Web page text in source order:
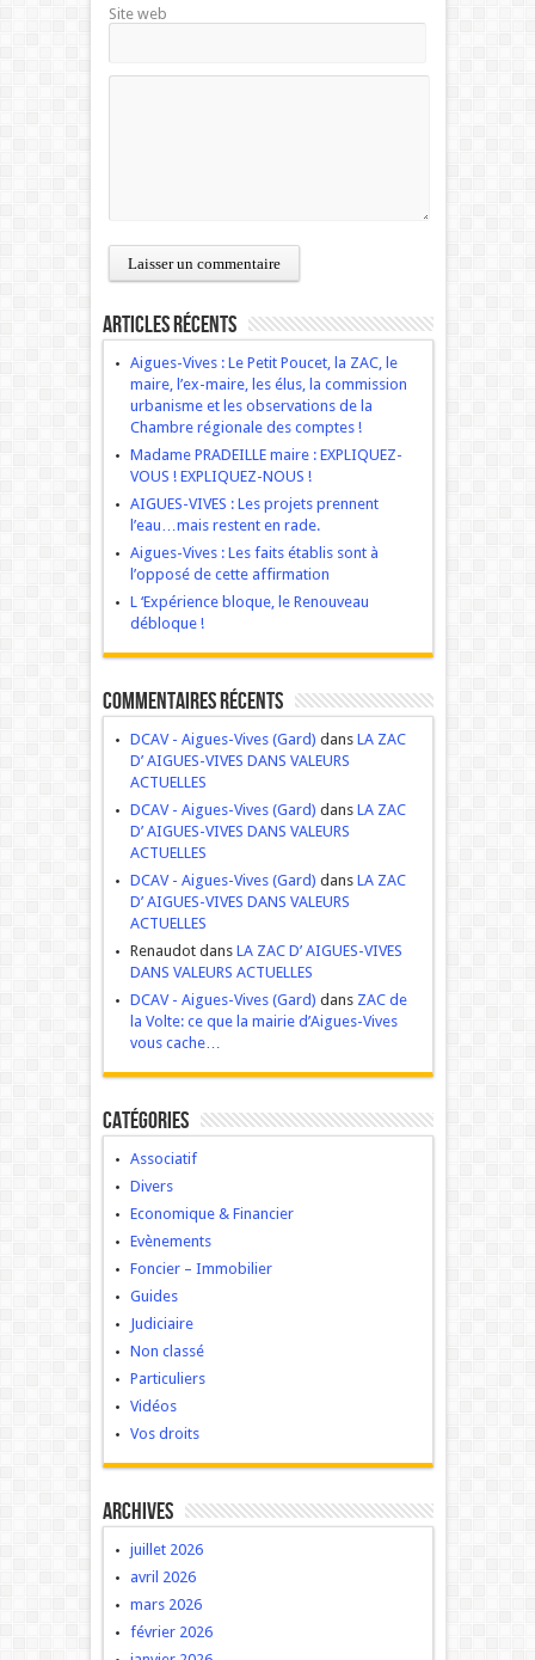
Site web
Articles récents
Aigues-Vives : Le Petit Poucet, la ZAC, le
maire, l’ex-maire, les élus, la commission
urbanisme et les observations de la
Chambre régionale des comptes !
Madame PRADEILLE maire : EXPLIQUEZ-
VOUS ! EXPLIQUEZ-NOUS !
AIGUES-VIVES : Les projets prennent
l’eau…mais restent en rade.
Aigues-Vives : Les faits établis sont à
l’opposé de cette affirmation
L ‘Expérience bloque, le Renouveau
débloque !
Commentaires récents
DCAV - Aigues-Vives (Gard) dans LA ZAC
D’ AIGUES-VIVES DANS VALEURS
ACTUELLES
DCAV - Aigues-Vives (Gard) dans LA ZAC
D’ AIGUES-VIVES DANS VALEURS
ACTUELLES
DCAV - Aigues-Vives (Gard) dans LA ZAC
D’ AIGUES-VIVES DANS VALEURS
ACTUELLES
Renaudot dans LA ZAC D’ AIGUES-VIVES
DANS VALEURS ACTUELLES
DCAV - Aigues-Vives (Gard) dans ZAC de
la Volte: ce que la mairie d’Aigues-Vives
vous cache…
Catégories
Associatif
Divers
Economique & Financier
Evènements
Foncier – Immobilier
Guides
Judiciaire
Non classé
Particuliers
Vidéos
Vos droits
Archives
juillet 2026
avril 2026
mars 2026
février 2026